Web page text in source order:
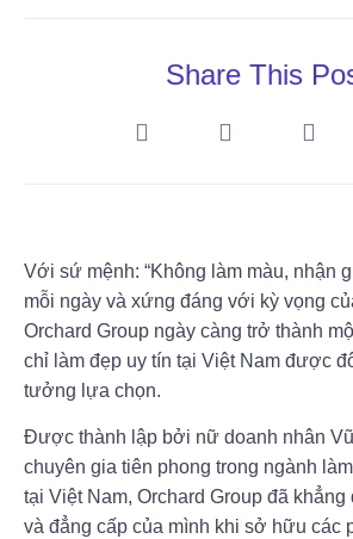
Share This
Với sứ mệnh: “Không làm màu, nhận
mỗi ngày và xứng đáng với kỳ vọng
Orchard Group ngày càng trở thành
chỉ làm đẹp uy tín tại Việt Nam được
tưởng lựa chọn.
Được thành lập bởi nữ doanh nhân
chuyên gia tiên phong trong ngành
tại Việt Nam, Orchard Group đã
và đẳng cấp của mình khi sở hữu các